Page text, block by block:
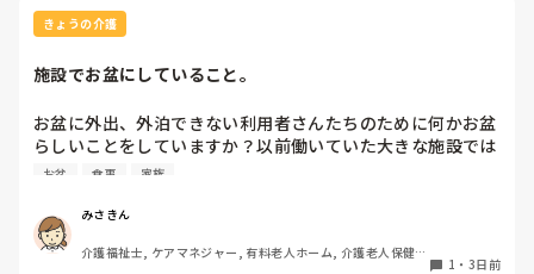
きょうの介護
施設でお盆にしていること。
お盆に外出、外泊できない利用者さんたちのために何かお盆
らしいことをしていますか？以前働いていた大きな施設では
実際に住職さんを呼びご焼香できるようにそれ用のスペース
族が面会に来る…などでした。お盆まであと少しです。何か
していることがあればぜひシェアよろしくお願いします。
お盆 食事 家族
みさきん
介護福祉士, ケアマネジャー, 有料老人ホーム, 介護老人保健施
1 ・ 3日前